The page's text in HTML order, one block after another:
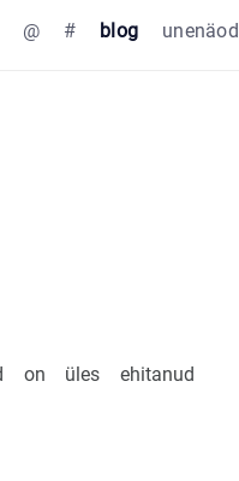
@ # blog unenäod
on üles ehitanud